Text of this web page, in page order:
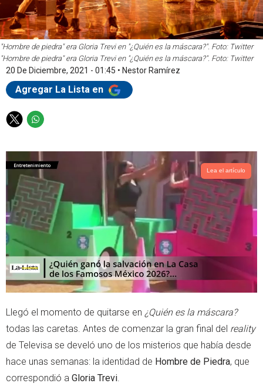
"Hombre de piedra" era Gloria Trevi en "¿Quién es la máscara?". Foto: Twitter
"Hombre de piedra" era Gloria Trevi en "¿Quién es la máscara?". Foto: Twitter
20 De Diciembre, 2021 - 01:45 • Nestor Ramírez
Agregar La Lista en
T
i
t
e
r
W
a
t
s
a
p
p
Lea el artículo
Llegó el momento de quitarse en ¿Quién es la máscara?
todas las caretas. Antes de comenzar la gran final del reality
de Televisa se develó uno de los misterios que había desde
hace unas semanas: la identidad de Hombre de Piedra, que
correspondió a Gloria Trevi